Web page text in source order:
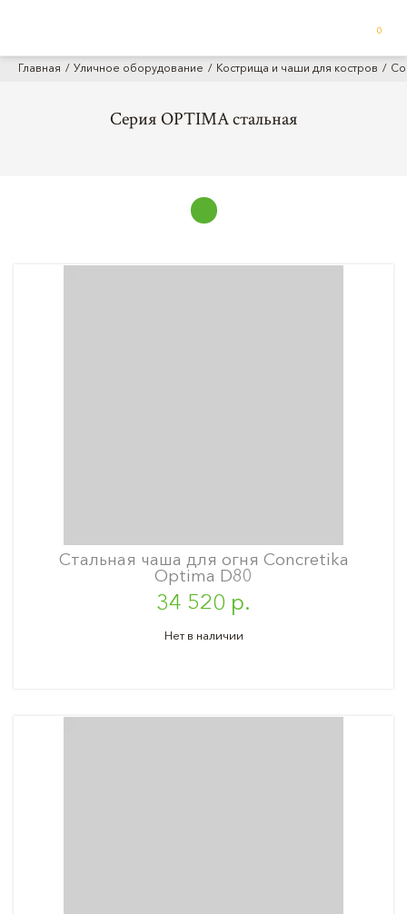
0
Главная Уличное оборудование Кострища и чаши для костров
Серия OPTIMA стальная
Стальная чаша для огня Concretika
Optima D80
34 520 р.
Нет в наличии